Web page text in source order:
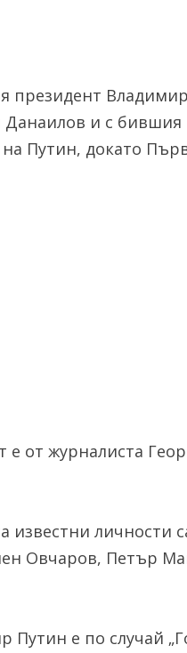
президент
Данаилов и с
Путин, докато
е от журналиста
известни личности
Овчаров, Петър
Путин е по случай